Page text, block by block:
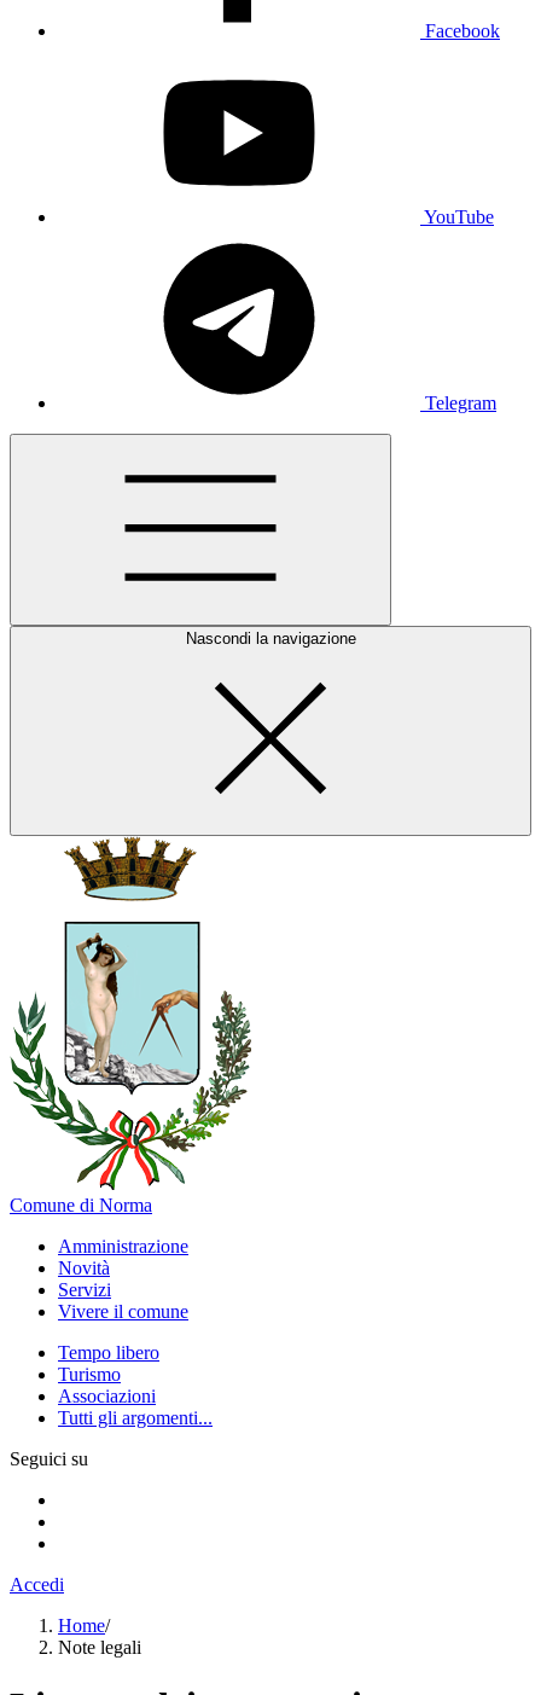
Facebook
YouTube
Telegram
Nascondi la navigazione
Comune di Norma
Amministrazione
Novità
Servizi
Vivere il comune
Tempo libero
Turismo
Associazioni
Tutti gli argomenti...
Seguici su
Accedi
Home/
Note legali